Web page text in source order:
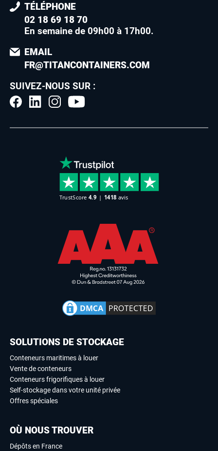
TÉLÉPHONE
02 18 69 18 70
En semaine de 09h00 à 17h00.
EMAIL
FR@TITANCONTAINERS.COM
SUIVEZ-NOUS SUR :
SOLUTIONS DE STOCKAGE
Conteneurs maritimes à louer
Vente de conteneurs
Conteneurs frigorifiques à louer
Self-stockage dans votre unité privée
Offres spéciales
OÙ NOUS TROUVER
Dépôts en France